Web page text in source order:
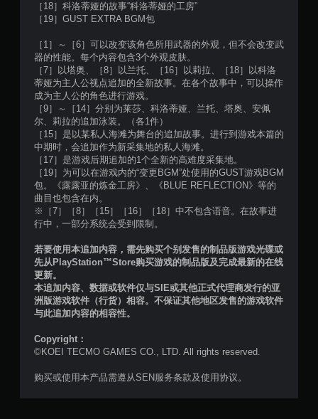
［18］科洛蒂娅的故事“科洛蒂娅的工房”
［19］GUST EXTRA BGM包
［1］～［6］可以改变该角色所用武器的外观，但不会改变武
器的性能。每个内容包含3个外观皮肤。
［7］以塔奥、［8］以兰托、［16］以莉拉、［18］以科洛
蒂娅为主人公视点追加的全新故事。在各个故事中，可以操作
成为主人公的角色进行游戏。
［9］～［14］分别为莱莎、科洛蒂娅、兰托、塔奥、安佩
尔、莉拉的追加泳装。（各1件）
［15］是以某私人海滩为舞台的追加故事。进行到游戏本篇的
中期时，会追加作为新采集地的私人海滩。
［17］是游戏后期追加的1个全新的高难度采集地。
［19］为可以在游戏内的“变更BGM”处使用的GUST游戏BGM
包。《露露亚的炼金工房》、《BLUE REFLECTION》等的
曲目也包含在内。
※［7］［8］［15］［16］［18］中不包含语音。在故事进
行中，一部分系统会受到限制。
若要使用本追加内容，需先购买个别发售的制品版游戏光碟或
先从PlayStation™Store购买游戏的制品版及完成最新的在线
更新。
本追加内容、数据或软件仅与SIE或其他正式代理商发行的亚
洲版游戏软件（行货）相容。不保证其他地区发售的游戏软件
与此追加内容的相容性。
Copyright：
©KOEI TECMO GAMES CO., LTD. All rights reserved.
购买或使用本产品需遵从SEN服务条款及使用协议。